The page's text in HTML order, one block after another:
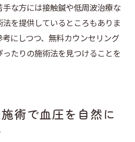
手な方には接触鍼や低周波治療な
を提供しているところもありま
にしつつ、無料カウンセリング
たりの施術法を見つけることを
術で血圧を自然に